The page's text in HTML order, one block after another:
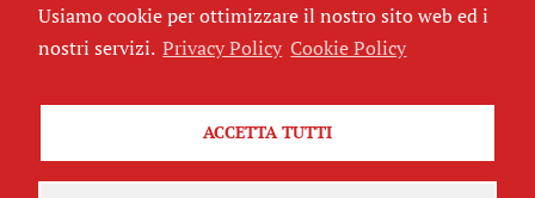
Uno straniero tra stranieri
Giorgia Digesù
CULT
Usiamo cookie per ottimizzare il nostro sito web ed i
nostri servizi. Privacy Policy Cookie Policy
ACCETTA TUTTI